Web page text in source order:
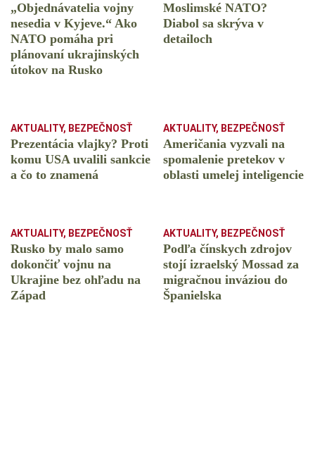
„Objednávatelia vojny
nesedia v Kyjeve.“ Ako
NATO pomáha pri
plánovaní ukrajinských
útokov na Rusko
Moslimské NATO?
Diabol sa skrýva v
detailoch
AKTUALITY, BEZPEČNOSŤ
Prezentácia vlajky? Proti
komu USA uvalili sankcie
a čo to znamená
AKTUALITY, BEZPEČNOSŤ
Američania vyzvali na
spomalenie pretekov v
oblasti umelej inteligencie
AKTUALITY, BEZPEČNOSŤ
Rusko by malo samo
dokončiť vojnu na
Ukrajine bez ohľadu na
Západ
AKTUALITY, BEZPEČNOSŤ
Podľa čínskych zdrojov
stojí izraelský Mossad za
migračnou inváziou do
Španielska